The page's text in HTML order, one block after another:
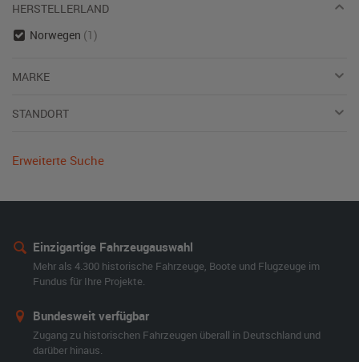
HERSTELLERLAND
Norwegen (1)
MARKE
STANDORT
Erweiterte Suche
Einzigartige Fahrzeugauswahl
Mehr als 4.300 historische Fahrzeuge, Boote und Flugzeuge im
Fundus für Ihre Projekte.
Bundesweit verfügbar
Zugang zu historischen Fahrzeugen überall in Deutschland und
darüber hinaus.